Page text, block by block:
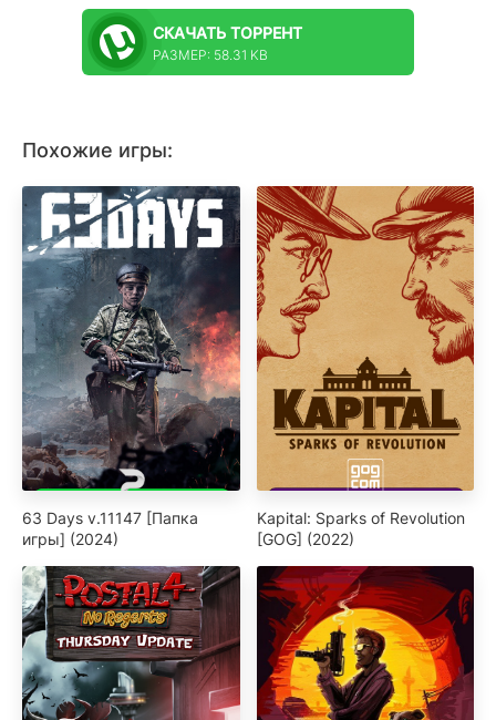
СКАЧАТЬ ТОРРЕНТ
РАЗМЕР: 58.31 KB
Похожие игры:
63 Days v.11147 [Папка
игры] (2024)
Kapital: Sparks of Revolution
[GOG] (2022)